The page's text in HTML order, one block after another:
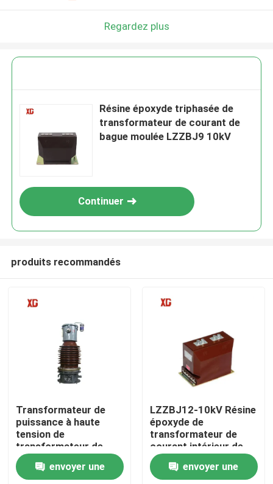
Maison
Produits
Au sujet de nous
Regardez plus
Résine époxyde triphasée de
transformateur de courant de
bague moulée LZZBJ9 10kV
Continuer
produits recommandés
Transformateur de
puissance à haute
tension de
transformateur de
courant de LB6-110kV
CT
envoyer une
LZZBJ12-10kV Résine
époxyde de
transformateur de
courant intérieur de
type renforcé
entièrement fermé
envoyer une